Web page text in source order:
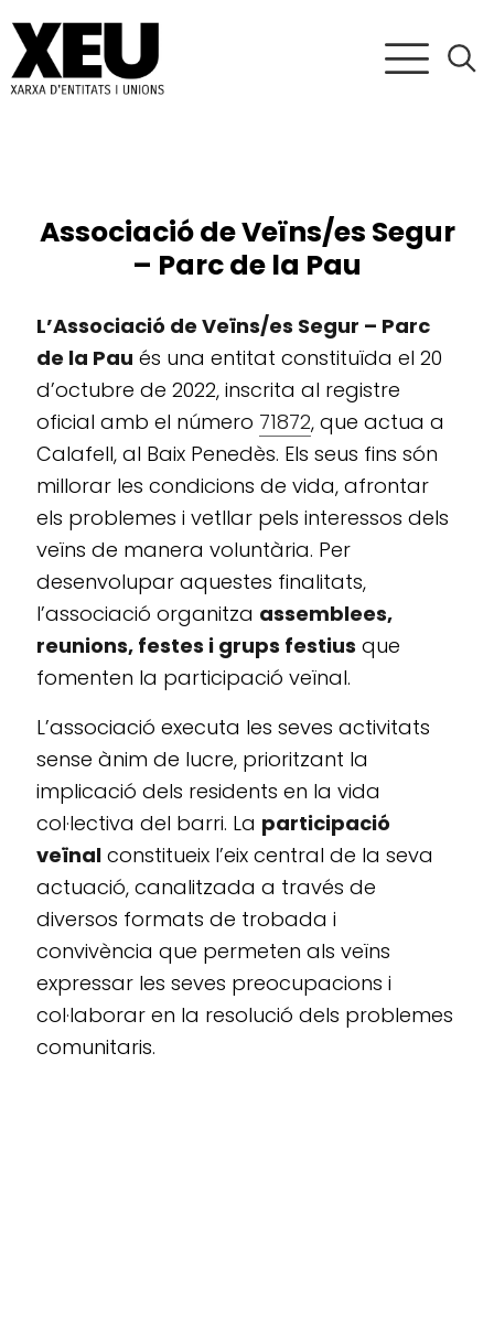
Associació de Veïns/es Segur
– Parc de la Pau
L’Associació de Veïns/es Segur – Parc
de la Pau és una entitat constituïda el 20
d’octubre de 2022, inscrita al registre
oficial amb el número 71872, que actua a
Calafell, al Baix Penedès. Els seus fins són
millorar les condicions de vida, afrontar
els problemes i vetllar pels interessos dels
veïns de manera voluntària. Per
desenvolupar aquestes finalitats,
l’associació organitza assemblees,
reunions, festes i grups festius que
fomenten la participació veïnal.
L’associació executa les seves activitats
sense ànim de lucre, prioritzant la
implicació dels residents en la vida
col·lectiva del barri. La participació
veïnal constitueix l’eix central de la seva
actuació, canalitzada a través de
diversos formats de trobada i
convivència que permeten als veïns
expressar les seves preocupacions i
col·laborar en la resolució dels problemes
comunitaris.